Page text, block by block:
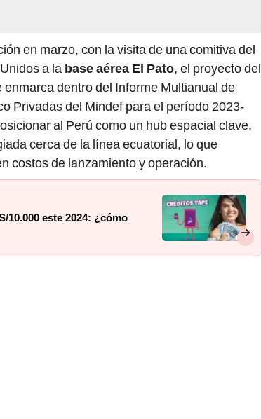
en marzo, con la visita de una comitiva del
a la base aérea El Pato, el proyecto del
dentro del Informe Multianual de
Privadas del Mindef para el período 2023-
al Perú como un hub espacial clave,
cerca de la línea ecuatorial, lo que
costos de lanzamiento y operación.
10.000 este 2024: ¿cómo